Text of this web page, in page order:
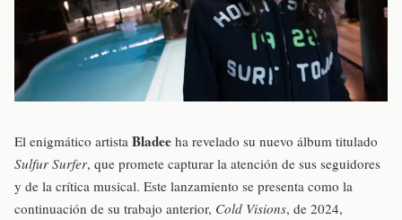
El enigmático artista Bladee ha revelado su nuevo álbum titulado
Sulfur Surfer, que promete capturar la atención de sus seguidores
y de la crítica musical. Este lanzamiento se presenta como la
continuación de su trabajo anterior, Cold Visions, de 2024,